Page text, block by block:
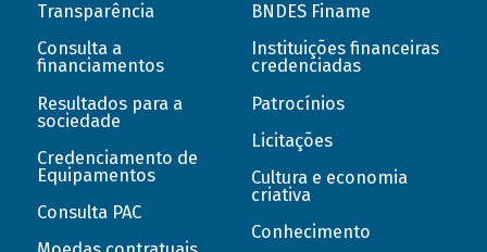
Transparência
Consulta a
financiamentos
Resultados para a
sociedade
Credenciamento de
Equipamentos
Consulta PAC
BNDES Finame
Instituições financeiras
credenciadas
Patrocínios
Licitações
Cultura e economia
criativa
Conhecimento